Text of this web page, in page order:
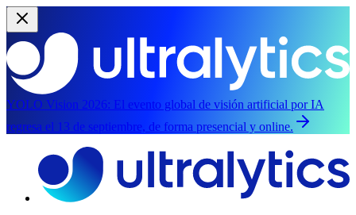
YOLO Vision 2026: El evento global de visión artificial por IA
regresa el 13 de septiembre, de forma presencial y online.